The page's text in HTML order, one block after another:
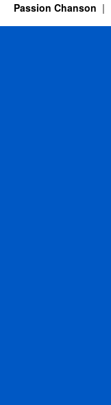
Passion Chanson